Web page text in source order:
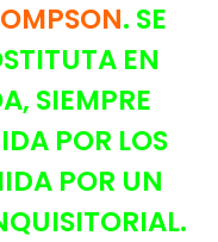
. SE
EN
SIEMPRE
POR LOS
POR UN